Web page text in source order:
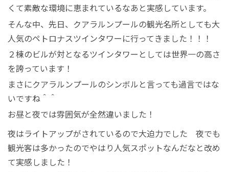
くて素敵な環境に恵まれているなあと実感しています。
そんな中、 先日、クアラルンプールの観光名所としても大
人気のペトロナスツインタワーに行ってきました！！！
２ 棟のビルが対となるツインタワーとしては世界一の高さ
を誇っています！
まさにクアラルンプールのシンボルと言っても過言ではな
いですね＾＾
お昼と夜では雰囲気が全然違いました！
夜はライトアップがされているので大迫力でした 夜でも
観光客は多かったのでやはり人気スポットなんだなと改め
て実感しました！
なプロモーション
送迎
ャーター
サポート